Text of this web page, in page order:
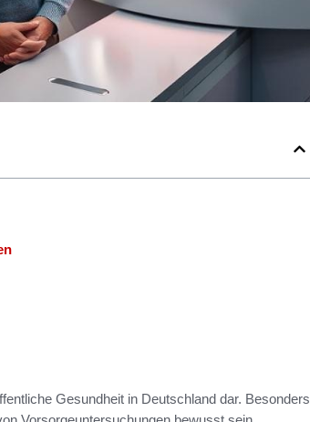
Gesundheit in Deutschland dar. Besonders